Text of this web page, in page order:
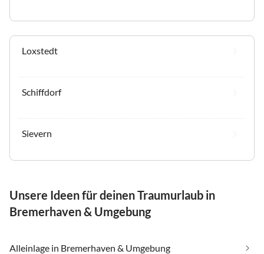
Loxstedt
Schiffdorf
Sievern
Unsere Ideen für deinen Traumurlaub in
Bremerhaven & Umgebung
Alleinlage in Bremerhaven & Umgebung